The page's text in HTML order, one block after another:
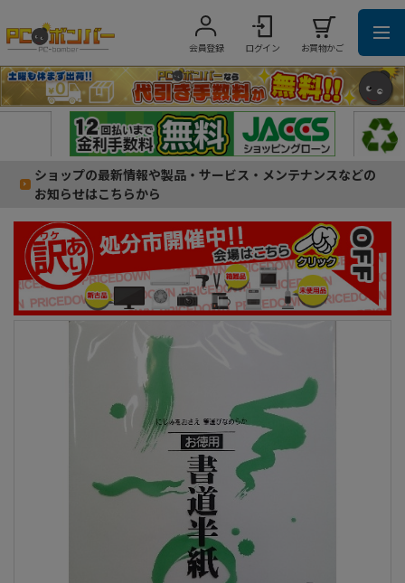
会員登録 ログイン お買物かご
ショップの最新情報や製品・サービス・メンテナンスなどの
お知らせはこちらから